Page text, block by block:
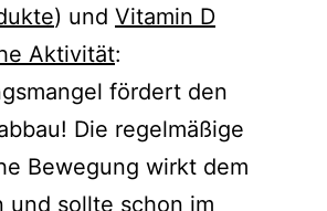
) und Vitamin D
Aktivität:
fördert den
Die regelmäßige
Bewegung wirkt dem
und sollte schon im